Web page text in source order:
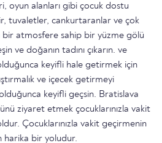
oyun alanları gibi çocuk dostu
tuvaletler, cankurtaranlar ve çok
bir atmosfere sahip bir yüzme gölü
ve doğanın tadını çıkarın. ve
keyifli hale getirmek için
ve içecek getirmeyi
keyifli geçsin. Bratislava
ziyaret etmek çocuklarınızla vakit
Çocuklarınızla vakit geçirmenin
harika bir yoludur.